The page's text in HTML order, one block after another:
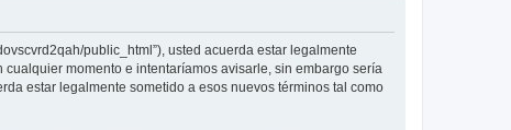
public_html”), usted acuerda estar legalmente
momento e intentaríamos avisarle, sin embargo sería
estar legalmente sometido a esos nuevos términos tal como